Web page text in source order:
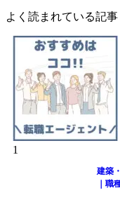
よく読まれている記事
1
建築
｜職